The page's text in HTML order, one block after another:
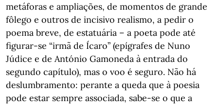
metáforas e ampliações, de momentos de grande
fôlego e outros de incisivo realismo, a pedir o
poema breve, de estatuária – a poeta pode até
figurar-se “irmã de Ícaro” (epígrafes de Nuno
Júdice e de António Gamoneda à entrada do
segundo capítulo), mas o voo é seguro. Não há
deslumbramento: perante a queda que à poesia
pode estar sempre associada, sabe-se o que a